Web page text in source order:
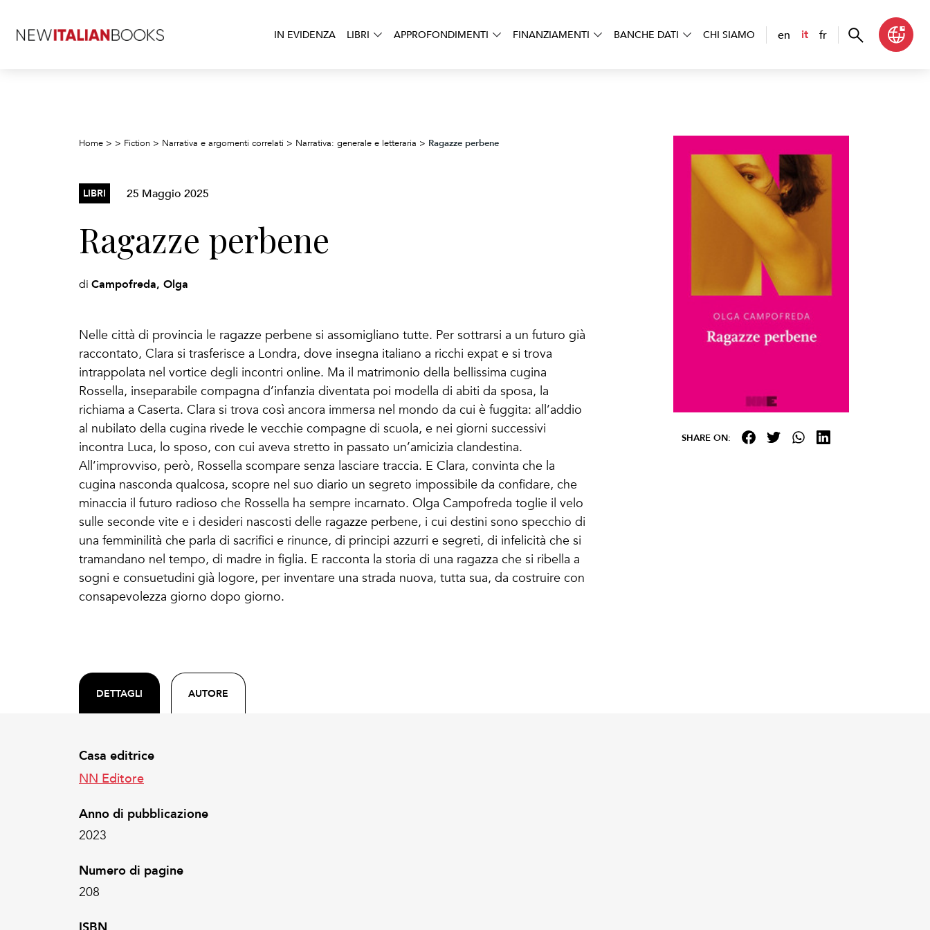
IN EVIDENZA LIBRI APPROFONDIMENTI FINANZIAMENTI BANCHE DATI CHI SIAMO en it fr
Home > > Fiction > Narrativa e argomenti correlati > Narrativa: generale e letteraria > Ragazze perbene
LIBRI 25 Maggio 2025
Ragazze perbene
di Campofreda, Olga
Nelle città di provincia le ragazze perbene si assomigliano tutte. Per sottrarsi a un futuro già
raccontato, Clara si trasferisce a Londra, dove insegna italiano a ricchi expat e si trova
intrappolata nel vortice degli incontri online. Ma il matrimonio della bellissima cugina
Rossella, inseparabile compagna d’infanzia diventata poi modella di abiti da sposa, la
richiama a Caserta. Clara si trova così ancora immersa nel mondo da cui è fuggita: all’addio
al nubilato della cugina rivede le vecchie compagne di scuola, e nei giorni successivi
incontra Luca, lo sposo, con cui aveva stretto in passato un’amicizia clandestina.
All’improvviso, però, Rossella scompare senza lasciare traccia. E Clara, convinta che la
cugina nasconda qualcosa, scopre nel suo diario un segreto impossibile da confidare, che
minaccia il futuro radioso che Rossella ha sempre incarnato. Olga Campofreda toglie il velo
sulle seconde vite e i desideri nascosti delle ragazze perbene, i cui destini sono specchio di
una femminilità che parla di sacrifici e rinunce, di principi azzurri e segreti, di infelicità che si
tramandano nel tempo, di madre in figlia. E racconta la storia di una ragazza che si ribella a
sogni e consuetudini già logore, per inventare una strada nuova, tutta sua, da costruire con
consapevolezza giorno dopo giorno.
DETTAGLI AUTORE
Casa editrice
NN Editore
Anno di pubblicazione
2023
Numero di pagine
208
SHARE ON: